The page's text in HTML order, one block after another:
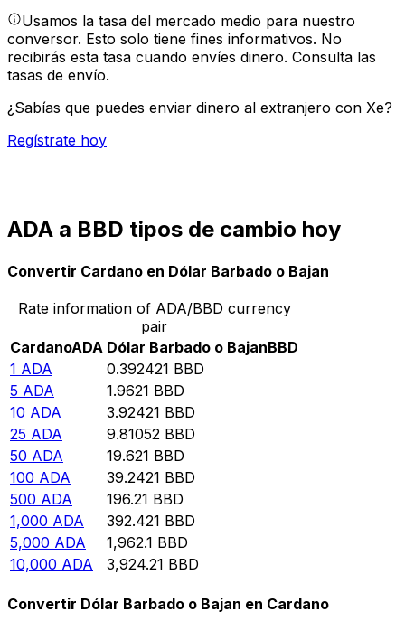
Usamos la tasa del mercado medio para nuestro
conversor. Esto solo tiene fines informativos. No
recibirás esta tasa cuando envíes dinero. Consulta las
tasas de envío.
¿Sabías que puedes enviar dinero al extranjero con Xe?
Regístrate hoy
ADA a BBD tipos de cambio hoy
Convertir Cardano en Dólar Barbado o Bajan
Rate information of ADA/BBD currency
pair
CardanoADA Dólar Barbado o BajanBBD
1 ADA 0.392421 BBD
5 ADA 1.9621 BBD
10 ADA 3.92421 BBD
25 ADA 9.81052 BBD
50 ADA 19.621 BBD
100 ADA 39.2421 BBD
500 ADA 196.21 BBD
1,000 ADA 392.421 BBD
5,000 ADA 1,962.1 BBD
10,000 ADA 3,924.21 BBD
Convertir Dólar Barbado o Bajan en Cardano